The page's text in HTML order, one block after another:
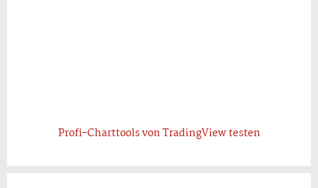
Profi-Charttools von TradingView testen